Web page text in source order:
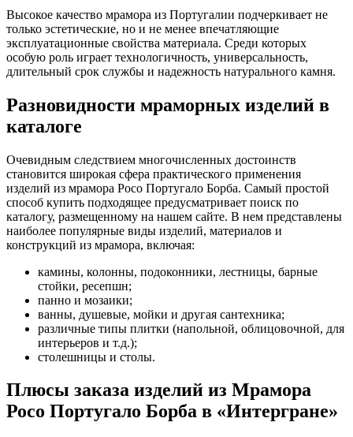
Высокое качество мрамора из Португалии подчеркивает не
только эстетические, но и не менее впечатляющие
эксплуатационные свойства материала. Среди которых
особую роль играет технологичность, универсальность,
длительный срок службы и надежность натурального камня.
Разновидности мраморных изделий в
каталоге
Очевидным следствием многочисленных достоинств
становится широкая сфера практического применения
изделий из мрамора Росо Португало Борба. Самый простой
способ купить подходящее предусматривает поиск по
каталогу, размещенному на нашем сайте. В нем представлены
наиболее популярные виды изделий, материалов и
конструкций из мрамора, включая:
камины, колонны, подоконники, лестницы, барные
стойки, ресепшн;
панно и мозаики;
ванны, душевые, мойки и другая сантехника;
различные типы плитки (напольной, облицовочной, для
интерьеров и т.д.);
столешницы и столы.
Плюсы заказа изделий из Мрамора
Росо Португало Борба в «Интергране»